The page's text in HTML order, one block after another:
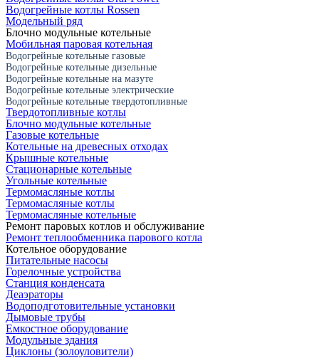
Водогрейные котлы Rossen
Модельный ряд
Блочно модульные котельные
Мобильная паровая котельная
Водогрейные котельные газовые
Водогрейные котельные дизельные
Водогрейные котельные на мазуте
Водогрейные котельные электрические
Водогрейные котельные твердотопливные
Твердотопливные котлы
Блочно модульные котельные
Газовые котельные
Котельные на древесных отходах
Крышные котельные
Стационарные котельные
Угольные котельные
Термомасляные котлы
Термомасляные котлы
Термомасляные котельные
Ремонт паровых котлов и обслуживание
Ремонт теплообменника парового котла
Котельное оборудование
Питательные насосы
Горелочные устройства
Станция конденсата
Деаэраторы
Водоподготовительные установки
Дымовые трубы
Емкостное оборудование
Mодульные здания
Циклоны (золоуловители)